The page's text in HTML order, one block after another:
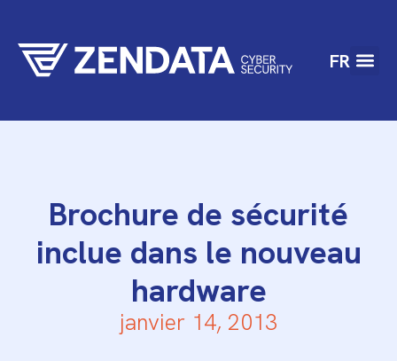
FR
Brochure de sécurité
inclue dans le nouveau
hardware
janvier 14, 2013